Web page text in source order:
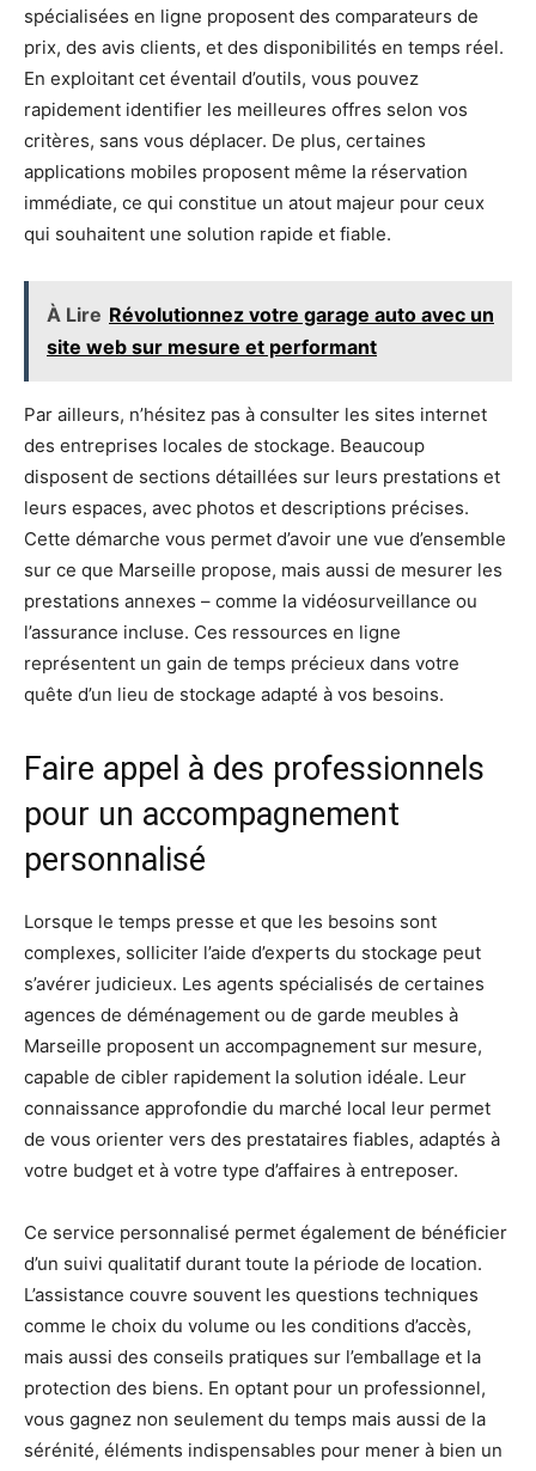
spécialisées en ligne proposent des comparateurs de
prix, des avis clients, et des disponibilités en temps réel.
En exploitant cet éventail d’outils, vous pouvez
rapidement identifier les meilleures offres selon vos
critères, sans vous déplacer. De plus, certaines
applications mobiles proposent même la réservation
immédiate, ce qui constitue un atout majeur pour ceux
qui souhaitent une solution rapide et fiable.
À Lire Révolutionnez votre garage auto avec un
site web sur mesure et performant
Par ailleurs, n’hésitez pas à consulter les sites internet
des entreprises locales de stockage. Beaucoup
disposent de sections détaillées sur leurs prestations et
leurs espaces, avec photos et descriptions précises.
Cette démarche vous permet d’avoir une vue d’ensemble
sur ce que Marseille propose, mais aussi de mesurer les
prestations annexes – comme la vidéosurveillance ou
l’assurance incluse. Ces ressources en ligne
représentent un gain de temps précieux dans votre
quête d’un lieu de stockage adapté à vos besoins.
Faire appel à des professionnels
pour un accompagnement
personnalisé
Lorsque le temps presse et que les besoins sont
complexes, solliciter l’aide d’experts du stockage peut
s’avérer judicieux. Les agents spécialisés de certaines
agences de déménagement ou de garde meubles à
Marseille proposent un accompagnement sur mesure,
capable de cibler rapidement la solution idéale. Leur
connaissance approfondie du marché local leur permet
de vous orienter vers des prestataires fiables, adaptés à
votre budget et à votre type d’affaires à entreposer.
Ce service personnalisé permet également de bénéficier
d’un suivi qualitatif durant toute la période de location.
L’assistance couvre souvent les questions techniques
comme le choix du volume ou les conditions d’accès,
mais aussi des conseils pratiques sur l’emballage et la
protection des biens. En optant pour un professionnel,
vous gagnez non seulement du temps mais aussi de la
sérénité, éléments indispensables pour mener à bien un